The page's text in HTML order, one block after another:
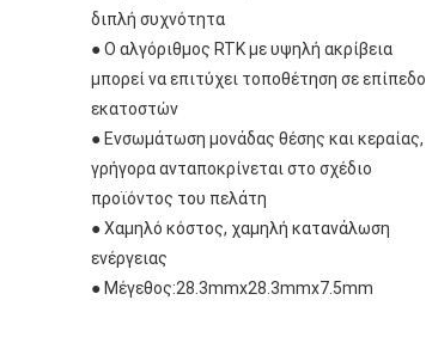
διπλή συχνότητα
● Ο αλγόριθμος RTK με υψηλή ακρίβεια
μπορεί να επιτύχει τοποθέτηση σε επίπεδο
εκατοστών
● Ενσωμάτωση μονάδας θέσης και κεραίας,
γρήγορα ανταποκρίνεται στο σχέδιο
προϊόντος του πελάτη
● Χαμηλό κόστος, χαμηλή κατανάλωση
ενέργειας
● Μέγεθος:28.3mmx28.3mmx7.5mm